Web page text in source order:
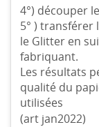
4°) découper
5° ) transférer
le Glitter en
fabriquant.
Les résultats
qualité du
utilisées
(art jan2022)